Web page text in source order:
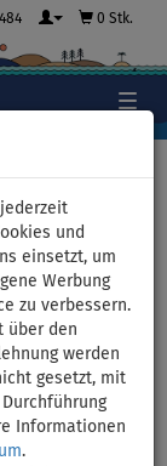
und
einsetzt, um
Werbung
zu verbessern.
über den
werden
gesetzt, mit
Informationen
.
0 Stk.
-